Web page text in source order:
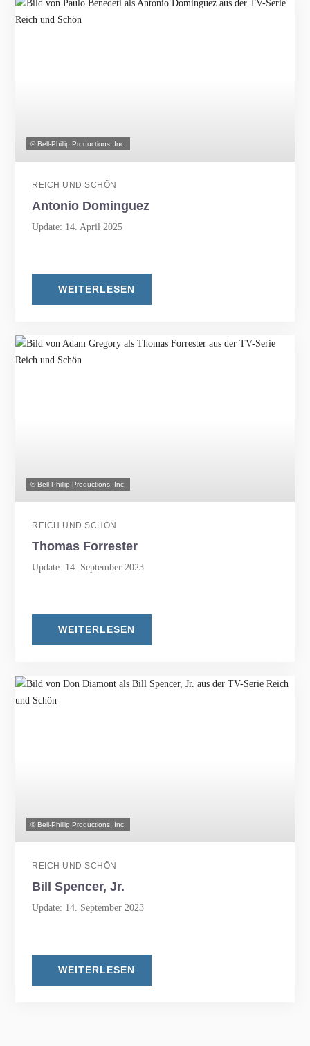
© Bell-Phillip Productions, Inc.
REICH UND SCHÖN
Antonio Dominguez
Update: 14. April 2025
WEITERLESEN
© Bell-Phillip Productions, Inc.
REICH UND SCHÖN
Thomas Forrester
Update: 14. September 2023
WEITERLESEN
© Bell-Phillip Productions, Inc.
REICH UND SCHÖN
Bill Spencer, Jr.
Update: 14. September 2023
WEITERLESEN